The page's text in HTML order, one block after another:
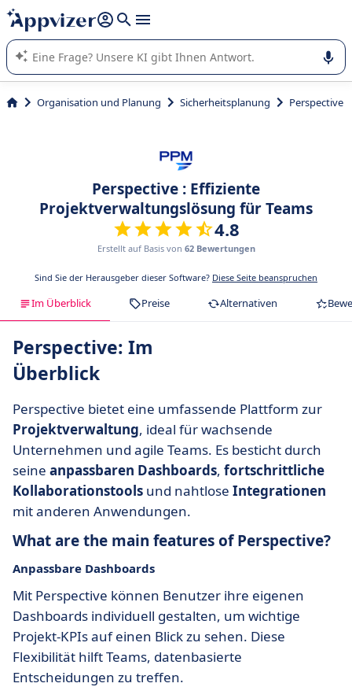
beantworten (mehrere Zeilen mit
Die KI von Appvizer führt Sie bei der Nutzung oder Auswahl
von SaaS-Software in Unternehmen.
Organisation und Planung Sicherheitsplanung Perspective
Perspective : Effiziente
Projektverwaltungslösung für Teams
4.8
Erstellt auf Basis von 62 Bewertungen
Sind Sie der Herausgeber dieser Software? Diese Seite beanspruchen
Im Überblick Preise Alternativen
Perspective: Im
Überblick
Perspective bietet eine umfassende Plattform zur
Projektverwaltung, ideal für wachsende
Unternehmen und agile Teams. Es besticht durch
seine anpassbaren Dashboards, fortschrittliche
Kollaborationstools und nahtlose Integrationen
mit anderen Anwendungen.
What are the main features of Perspective?
Anpassbare Dashboards
Mit Perspective können Benutzer ihre eigenen
Dashboards individuell gestalten, um wichtige
Projekt-KPIs auf einen Blick zu sehen. Diese
Flexibilität hilft Teams, datenbasierte
Entscheidungen zu treffen.